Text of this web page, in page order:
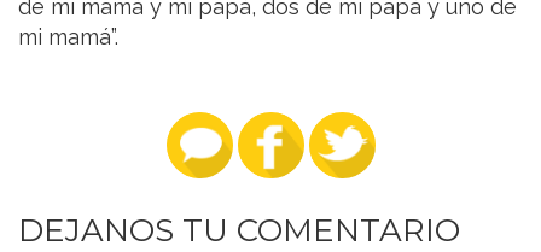
de mi mamá y mi papá, dos de mi papá y uno de
mi mamá”.
DEJANOS TU COMENTARIO